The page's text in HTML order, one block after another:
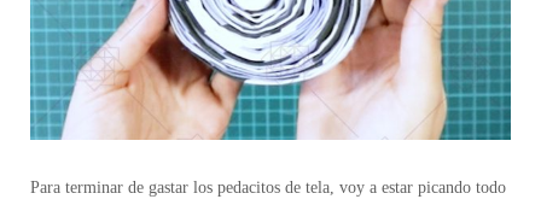
Para terminar de gastar los pedacitos de tela, voy a estar picando todo